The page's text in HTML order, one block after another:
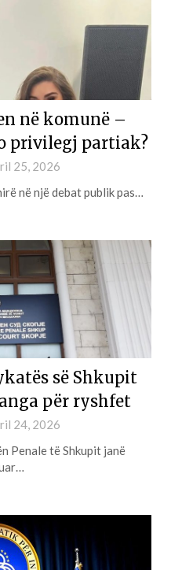
në komunë –
privilegj partiak?
25, 2026
në një debat publik pas…
së Shkupit
për ryshfet
24, 2026
Penale të Shkupit janë